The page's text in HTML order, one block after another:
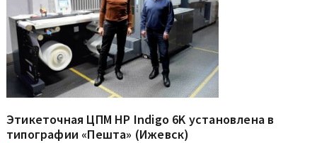
Этикеточная ЦПМ HP Indigo 6K установлена в
типографии «Пешта» (Ижевск)